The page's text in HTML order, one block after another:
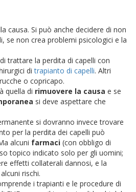
causa. Si può anche decidere di non
se non crea problemi psicologici e la
trattare la perdita di capelli con
ditrapianto di capelli. Altri
o copricapo.
quella di rimuovere la causa e se
si deve aspettare che
si dovranno invece trovare
per la perdita dei capelli può
alcuni farmaci (con obbligo di
topico indicato solo per gli uomini;
effetti collaterali dannosi, e la
rischi.
i trapianti e le procedure di